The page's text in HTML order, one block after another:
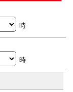
時
時